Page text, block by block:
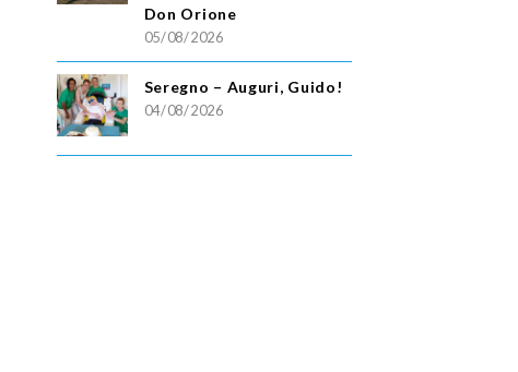
Don Orione
05/08/2026
Seregno – Auguri, Guido!
04/08/2026